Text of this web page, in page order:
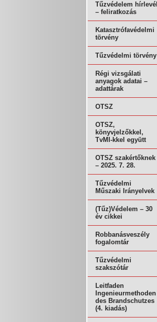
Tűzvédelem hírlevél
– feliratkozás
Katasztrófavédelmi
törvény
Tűzvédelmi törvény
Régi vizsgálati
anyagok adatai –
adattárak
OTSZ
OTSZ,
könyvjelzőkkel,
TvMI-kkel együtt
OTSZ szakértőknek
– 2025. 7. 28.
Tűzvédelmi
Műszaki Irányelvek
(Tűz)Védelem – 30
év cikkei
Robbanásveszély
fogalomtár
Tűzvédelmi
szakszótár
Leitfaden
Ingenieurmethoden
des Brandschutzes
(4. kiadás)